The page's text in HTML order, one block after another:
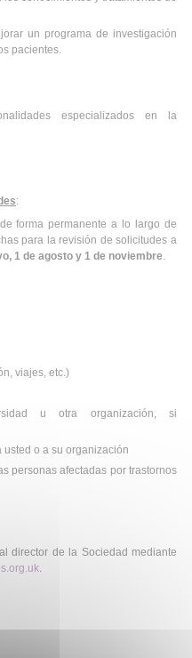
un programa de investigación
pacientes.
especializados en la
:
forma permanente a lo largo de
para la revisión de solicitudes a
1 de agosto y 1 de noviembre.
viajes, etc.)
u otra organización, si
o a su organización
personas afectadas por trastornos
director de la Sociedad mediante
.